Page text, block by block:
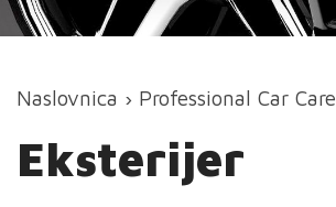
Naslovnica › Professional Car Care
Eksterijer